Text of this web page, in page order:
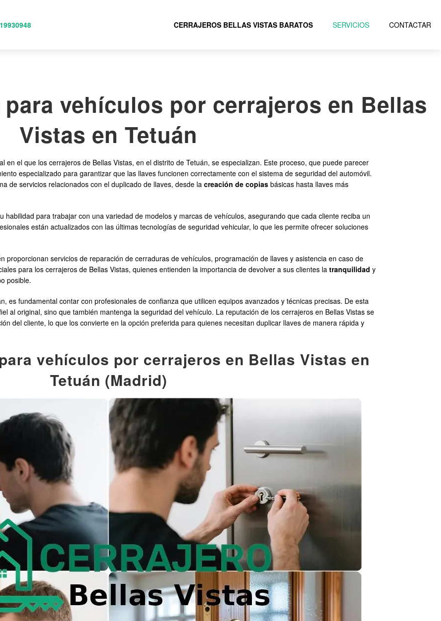
CERRAJEROS BELLAS VISTAS BARATOS SERVICIOS CONTACTAR
vehículos por cerrajeros en Bellas
Vistas en Tetuán
en el que los cerrajeros de Bellas Vistas, en el distrito de Tetuán, se especializan. Este proceso, que puede parecer
especializado para garantizar que las llaves funcionen correctamente con el sistema de seguridad del automóvil.
de servicios relacionados con el duplicado de llaves, desde la creación de copias básicas hasta llaves más
habilidad para trabajar con una variedad de modelos y marcas de vehículos, asegurando que cada cliente reciba un
están actualizados con las últimas tecnologías de seguridad vehicular, lo que les permite ofrecer soluciones
proporcionan servicios de reparación de cerraduras de vehículos, programación de llaves y asistencia en caso de
para los cerrajeros de Bellas Vistas, quienes entienden la importancia de devolver a sus clientes la tranquilidad y
posible.
es fundamental contar con profesionales de confianza que utilicen equipos avanzados y técnicas precisas. De esta
al original, sino que también mantenga la seguridad del vehículo. La reputación de los cerrajeros en Bellas Vistas se
del cliente, lo que los convierte en la opción preferida para quienes necesitan duplicar llaves de manera rápida y
vehículos por cerrajeros en Bellas Vistas en
Tetuán (Madrid)